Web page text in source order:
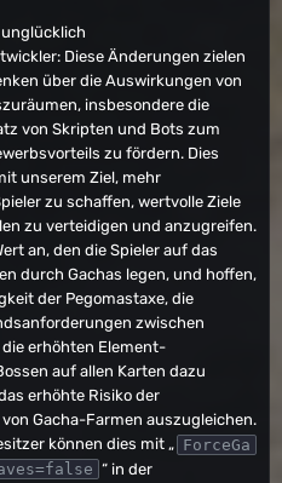
unglücklich
Diese Änderungen zielen
über die Auswirkungen von
insbesondere die
von Skripten und Bots zum
zu fördern. Dies
unserem Ziel, mehr
zu schaffen, wertvolle Ziele
zu verteidigen und anzugreifen.
an, den die Spieler auf das
durch Gachas legen, und hoffen,
der Pegomastaxe, die
zwischen
erhöhten Element-
auf allen Karten dazu
erhöhte Risiko der
Gacha-Farmen auszugleichen.
können dies mit „ ForceGa
“ in der